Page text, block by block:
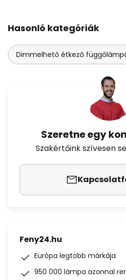
Hasonló kategóriák
Dimmelhető étkező
Szeretne egy
Szakértőink szívesen
Feny24.hu
Európa legtöbb márkája
950 000 lámpa azonnal